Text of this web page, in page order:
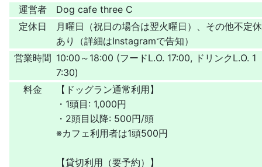
運営者
Dog cafe three C
定休日
月曜日（祝日の場合は翌火曜日）、その他不定休
あり（詳細はInstagramで告知）
営業時間 10:00～18:00 (フードL.O. 17:00, ドリンクL.O. 1
7:30)
料金
【ドッグラン通常利用】
・1頭目: 1,000円
・2頭目以降: 500円/頭
※カフェ利用者は1頭500円
【貸切利用（要予約）】